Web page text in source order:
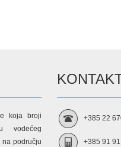
koja broji
vodećeg
području
+385 22
+385 91